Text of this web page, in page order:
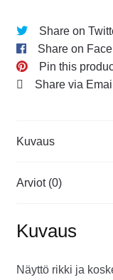
Share on
Share on
Pin this
Share via Email
Kuvaus
Arviot (0)
Kuvaus
Näyttö rikki ja